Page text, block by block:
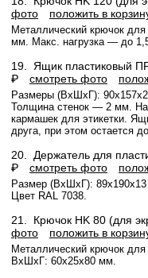
фото
положить в
Металлический крючок
мм. Макс. нагрузка — до 1,5
19. Ящик пластиковый
₽
смотреть фото
Размеры (ВхШхГ):
Толщина стенок — 2 мм. На
кармашек для этикетки.
друга, при этом остается
20. Держатель для
₽
смотреть фото
Размер (ВхШхГ):
Цвет RAL 7038.
21. Крючок HK 80 (для
фото
положить в
Металлический крючок
ВхШхГ: 60x25x80 мм.